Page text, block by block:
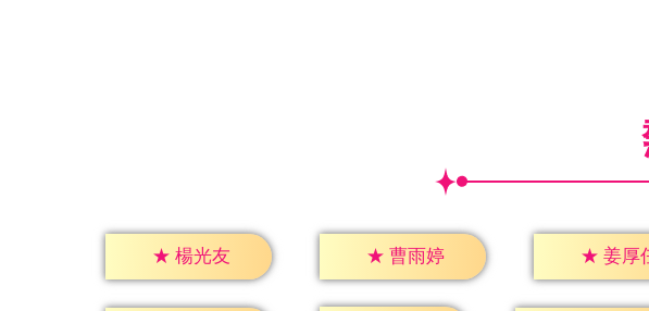
★ 楊光友 ★ 曹雨婷 ★ 姜厚